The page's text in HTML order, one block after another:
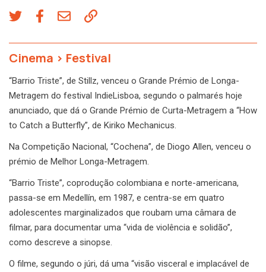
Cinema > Festival
“Barrio Triste”, de Stillz, venceu o Grande Prémio de Longa-
Metragem do festival IndieLisboa, segundo o palmarés hoje
anunciado, que dá o Grande Prémio de Curta-Metragem a “How
to Catch a Butterfly”, de Kiriko Mechanicus.
Na Competição Nacional, “Cochena”, de Diogo Allen, venceu o
prémio de Melhor Longa-Metragem.
“Barrio Triste”, coprodução colombiana e norte-americana,
passa-se em Medellín, em 1987, e centra-se em quatro
adolescentes marginalizados que roubam uma câmara de
filmar, para documentar uma “vida de violência e solidão”,
como descreve a sinopse.
O filme, segundo o júri, dá uma “visão visceral e implacável de